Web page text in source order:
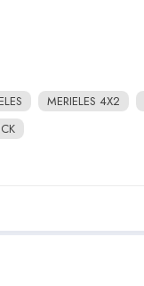
MERIELES 4X2